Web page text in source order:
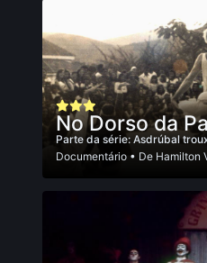
No Dorso da
Parte da série: Asdrúbal
Documentário • De Hamilton